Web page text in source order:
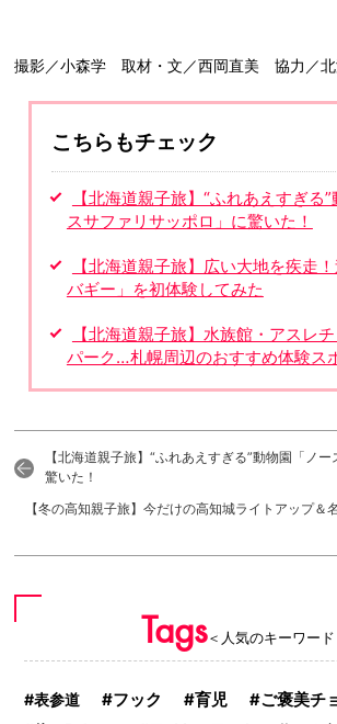
撮影／小森学 取材・文／西岡直美 協力／北
こちらもチェック
【北海道親子旅】“ふれあえすぎる
スサファリサッポロ」に驚いた！
【北海道親子旅】広い大地を疾走
バギー」を初体験してみた
【北海道親子旅】水族館・アスレ
パーク…札幌周辺のおすすめ体験ス
【北海道親子旅】“ふれあえすぎる”動物園「ノ
驚いた！
【冬の高知親子旅】今だけの高知城ライトアップ＆
Tags＜人気のキーワード
表参道 フック 育児 ご褒美チ